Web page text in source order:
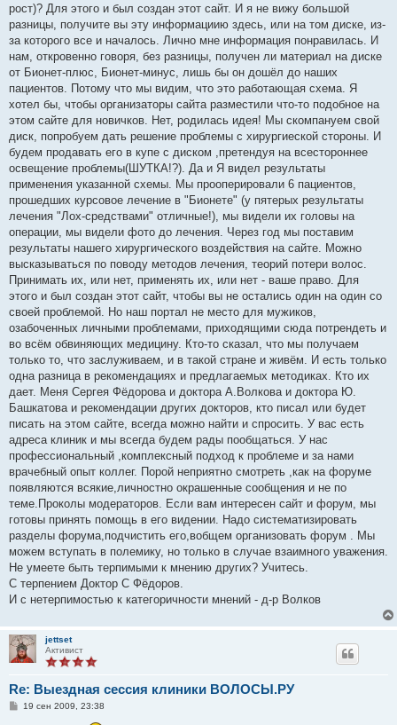
рост)? Для этого и был создан этот сайт. И я не вижу большой
разницы, получите вы эту информациию здесь, или на том диске, из-
за которого все и началось. Лично мне информация понравилась. И
нам, откровенно говоря, без разницы, получен ли материал на диске
от Бионет-плюс, Бионет-минус, лишь бы он дошёл до наших
пациентов. Потому что мы видим, что это работающая схема. Я
хотел бы, чтобы организаторы сайта разместили что-то подобное на
этом сайте для новичков. Нет, родилась идея! Мы скомпануем свой
диск, попробуем дать решение проблемы с хирургиеской стороны. И
будем продавать его в купе с диском ,претендуя на всестороннее
освещение проблемы(ШУТКА!?). Да и Я видел результаты
применения указанной схемы. Мы прооперировали 6 пациентов,
прошедших курсовое лечение в "Бионете" (у пятерых результаты
лечения "Лох-средствами" отличные!), мы видели их головы на
операции, мы видели фото до лечения. Через год мы поставим
результаты нашего хирургического воздействия на сайте. Можно
высказываться по поводу методов лечения, теорий потери волос.
Принимать их, или нет, применять их, или нет - ваше право. Для
этого и был создан этот сайт, чтобы вы не остались один на один со
своей проблемой. Но наш портал не место для мужиков,
озабоченных личными проблемами, приходящими сюда потрендеть и
во всём обвиняющих медицину. Кто-то сказал, что мы получаем
только то, что заслуживаем, и в такой стране и живём. И есть только
одна разница в рекомендациях и предлагаемых методиках. Кто их
дает. Меня Сергея Фёдорова и доктора А.Волкова и доктора Ю.
Башкатова и рекомендации других докторов, кто писал или будет
писать на этом сайте, всегда можно найти и спросить. У вас есть
адреса клиник и мы всегда будем рады пообщаться. У нас
профессиональный ,комплексный подход к проблеме и за нами
врачебный опыт коллег. Порой неприятно смотреть ,как на форуме
появляются всякие,личностно окрашенные сообщения и не по
теме.Проколы модераторов. Если вам интересен сайт и форум, мы
готовы принять помощь в его видении. Надо систематизировать
разделы форума,подчистить его,вобщем организовать форум . Мы
можем вступать в полемику, но только в случае взаимного уважения.
Не умеете быть терпимыми к мнению других? Учитесь.
С терпением Доктор С Фёдоров.
И с нетерпимостью к категоричности мнений - д-р Волков
jettset
Активист
Re: Выездная сессия клиники ВОЛОСЫ.РУ
С19 сен 2009, 23:38